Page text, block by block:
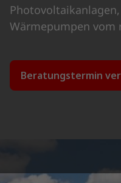
Wärmepumpen vom
Beratungstermin